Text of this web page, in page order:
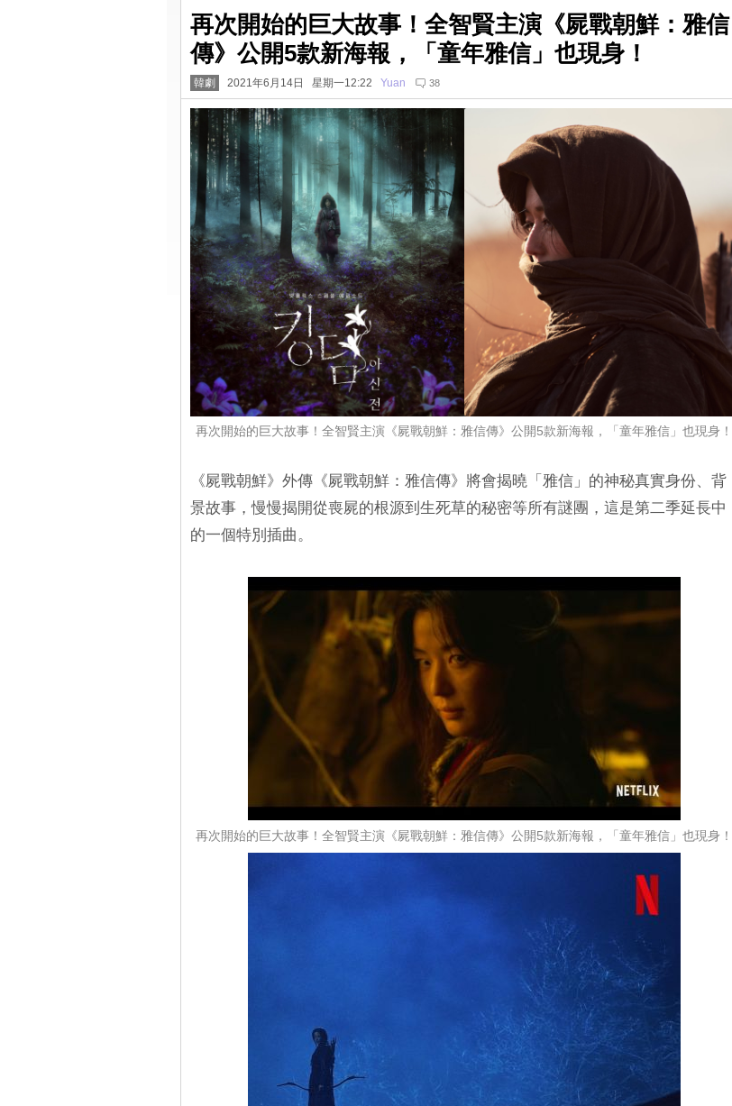
再次開始的巨大故事！全智賢主演《屍戰朝鮮：雅信
傳》公開5款新海報，「童年雅信」也現身！
韓劇 2021年6月14日 星期一12:22 Yuan 38
再次開始的巨大故事！全智賢主演《屍戰朝鮮：雅信傳》公開5款新海報，「童年雅信」也現身！
《屍戰朝鮮》外傳《屍戰朝鮮：雅信傳》將會揭曉「雅信」的神秘真實身份、背
景故事，慢慢揭開從喪屍的根源到生死草的秘密等所有謎團，這是第二季延長中
的一個特別插曲。
再次開始的巨大故事！全智賢主演《屍戰朝鮮：雅信傳》公開5款新海報，「童年雅信」也現身！